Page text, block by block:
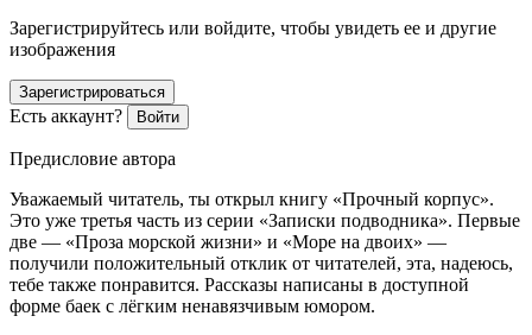
Зарегистрируйтесь или войдите, чтобы увидеть ее и другие
изображения
Зарегистрироваться
Есть аккаунт? Войти
Предисловие автора
Уважаемый читатель, ты открыл книгу «Прочный корпус».
Это уже третья часть из серии «Записки подводника». Первые
две — «Проза морской жизни» и «Море на двоих» —
получили положительный отклик от читателей, эта, надеюсь,
тебе также понравится. Рассказы написаны в доступной
форме баек с лёгким ненавязчивым юмором.